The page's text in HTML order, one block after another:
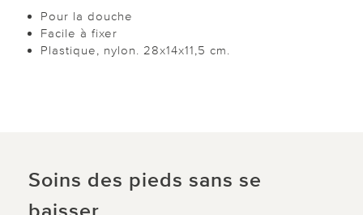
Pour la douche
Facile à fixer
Plastique, nylon. 28x14x11,5 cm.
Soins des pieds sans se